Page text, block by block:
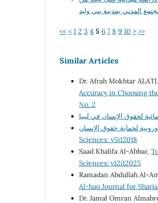
<< < 1 2 3 4 5 6 7 8 9 10 > >>
Similar Articles
Dr. Afrah Mokhtar ALATI,
Accuracy in Choosing
No. 2
Sciences: v5i12018
Saad Khalifa Al-Abbar,
Sciences: v12i12025
Ramadan Abdullah Al-
Al-haq Journal for
Dr. Jamal Omran